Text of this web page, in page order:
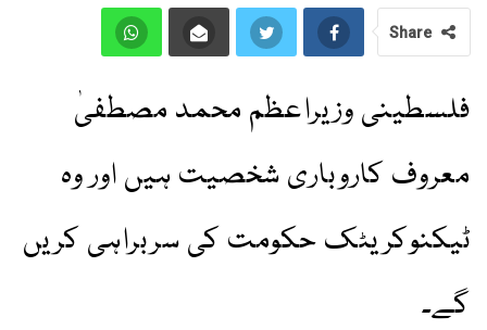
Share
فلسطینی وزیراعظم محمد مصطفیٰ
معروف کاروباری شخصیت ہیں اور وہ
ٹیکنوکریٹک حکومت کی سربراہی کریں
گے۔